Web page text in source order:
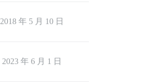
2018 年 5 月 10 日
2023 年 6 月 1 日